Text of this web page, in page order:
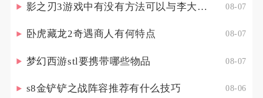
影之刃3游戏中有没有方法可以与李大娘见面 08-07
卧虎藏龙2奇遇商人有何特点 08-07
梦幻西游stl要携带哪些物品 08-07
s8金铲铲之战阵容推荐有什么技巧 08-06